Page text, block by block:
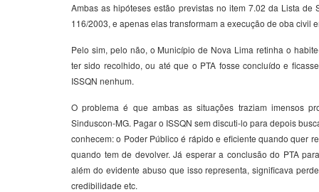
Ambas as hipóteses estão previstas no item 7.02 da Lista de
116/2003, e apenas elas transformam a execução de oba civil
Pelo sim, pelo não, o Município de Nova Lima retinha o
ter sido recolhido, ou até que o PTA fosse concluído e
ISSQN nenhum.
O problema é que ambas as situações traziam imensos
Sinduscon-MG. Pagar o ISSQN sem discuti-lo para depois
conhecem: o Poder Público é rápido e eficiente quando quer
quando tem de devolver. Já esperar a conclusão do PTA
além do evidente abuso que isso representa, significava
credibilidade etc.